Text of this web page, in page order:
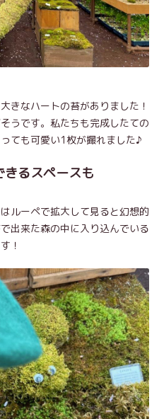
きなハートの苔がありました！
うです。私たちも完成したての
ても可愛い1枚が撮れました♪
るスペースも
ルーペで拡大して見ると幻想的
出来た森の中に入り込んでいる
！